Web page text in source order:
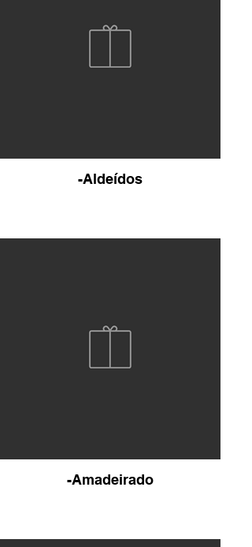
-Aldeídos
-Amadeirado